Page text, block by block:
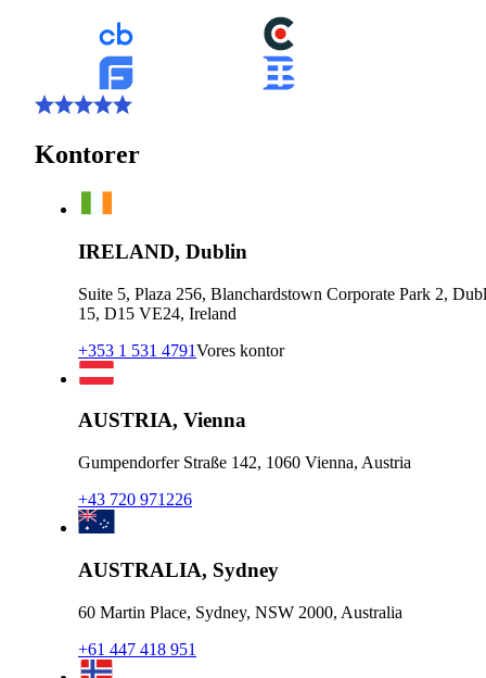
Kontorer
IRELAND, Dublin
Suite 5, Plaza 256, Blanchardstown Corporate Park 2,
15, D15 VE24, Ireland
+353 1 531 4791Vores kontor
AUSTRIA, Vienna
Gumpendorfer Straße 142, 1060 Vienna, Austria
+43 720 971226
AUSTRALIA, Sydney
60 Martin Place, Sydney, NSW 2000, Australia
+61 447 418 951